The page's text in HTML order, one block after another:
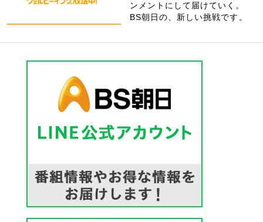
ンメントにして届けていく。
BS朝日の、新しい挑戦です。